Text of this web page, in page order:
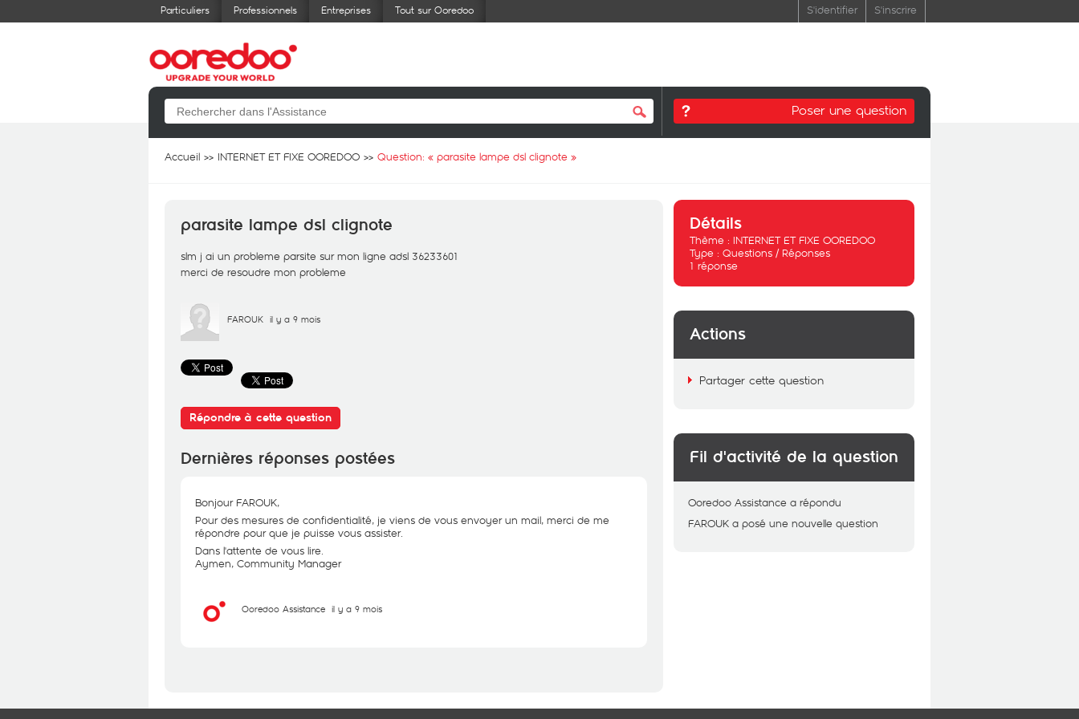
Particuliers Professionnels Entreprises Tout sur Ooredoo S'identifier S'inscrire
Poser une question
Accueil INTERNET ET FIXE OOREDOO Question: « parasite lampe dsl clignote »
parasite lampe dsl clignote
slm j ai un probleme parsite sur mon ligne adsl 36233601
merci de resoudre mon probleme
FAROUK il y a 9 mois
Répondre à cette question
Dernières réponses postées
Bonjour FAROUK,
Pour des mesures de confidentialité, je viens de vous envoyer un mail, merci de me
répondre pour que je puisse vous assister.
Dans l'attente de vous lire.
Aymen, Community Manager
Ooredoo Assistance il y a 9 mois
Détails
Thème : INTERNET ET FIXE OOREDOO
Type : Questions / Réponses
1 réponse
Actions
Partager cette question
Fil d'activité de la question
Ooredoo Assistance a répondu
FAROUK a posé une nouvelle question